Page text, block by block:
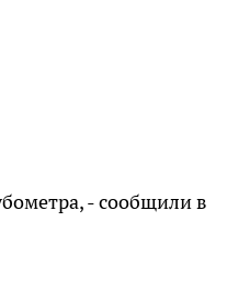
- сообщили в